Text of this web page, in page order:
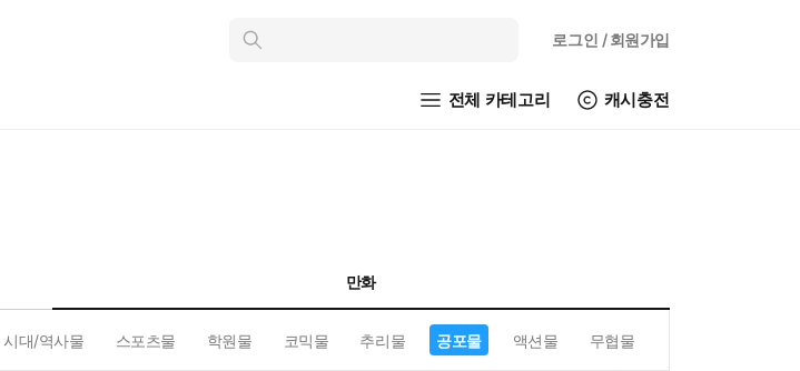
인
로그인 / 회원가입
전체 카테고리 캐시충전
만화
시대/역사물 스포츠물 학원물 코믹물 추리물 공포물 액션물 무협물